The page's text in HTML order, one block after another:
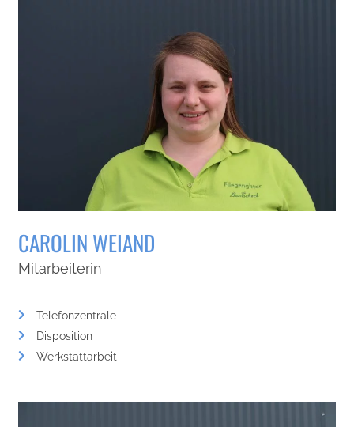
CAROLIN WEIAND
Mitarbeiterin
Telefonzentrale
Disposition
Werkstattarbeit